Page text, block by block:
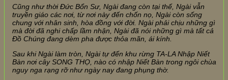
Cũng như thời Đức Bổn Sư, Ngài đang còn tại thế, Ngài vẫn
truyền giáo các nơi, từ nơi này đến chốn nọ, Ngài còn sống
chung với nhân sinh, hòa đồng với đời. Ngài phải chịu những gì
mà đời đã nghi chấp lầm nhận, Ngài đã nói những gì mà tất cả
Đồ Chúng đang dèm pha được thỏa mãn, ái kính.
Sau khi Ngài làm tròn, Ngài tự đến khu rừng TA-LA Nhập Niết
Bàn nơi cây SONG THỌ, nào có nhập Niết Bàn trong ngôi chùa
nguy nga rạng rỡ như ngày nay đang phụng thờ.